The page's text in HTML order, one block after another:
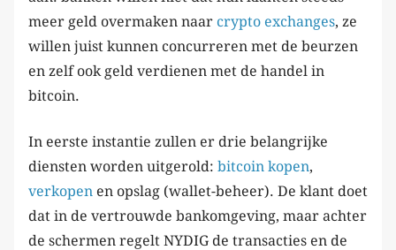
meer geld overmaken naar crypto exchanges, ze
willen juist kunnen concurreren met de beurzen
en zelf ook geld verdienen met de handel in
bitcoin.
In eerste instantie zullen er drie belangrijke
diensten worden uitgerold: bitcoin kopen,
verkopen en opslag (wallet-beheer). De klant doet
dat in de vertrouwde bankomgeving, maar achter
de schermen regelt NYDIG de transacties en de